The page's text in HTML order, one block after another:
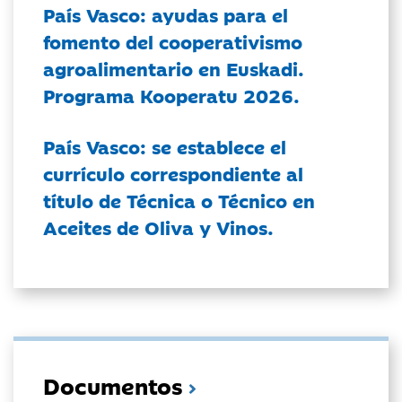
País Vasco: ayudas para el
fomento del cooperativismo
agroalimentario en Euskadi.
Programa Kooperatu 2026.
País Vasco: se establece el
currículo correspondiente al
título de Técnica o Técnico en
Aceites de Oliva y Vinos.
Documentos